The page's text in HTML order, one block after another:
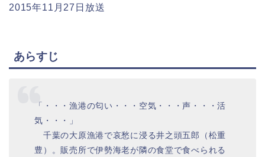
2015年11月27日放送
あらすじ
「・・・漁港の匂い・・・空気・・・声・・・活
気・・・」
千葉の大原漁港で哀愁に浸る井之頭五郎（松重
豊）。販売所で伊勢海老が隣の食堂で食べられる